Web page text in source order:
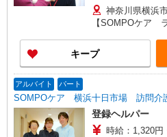
夜間（〜8:00、
祝日：時給2,100円〜 【実務者研修・初
（ヘルパー1級・2級）】 時給1,720
以上勤務（社保加
早朝夜間（〜8:00
日曜祝日：時給2,020円〜 ◎身体
神奈川県横浜
【SOMPOケア
キープ
アルバイト パート
SOMPOケア 横浜十日市場 訪問介
登録ヘルパー
時給：1,320円 ーーーーーーー 【資格取得